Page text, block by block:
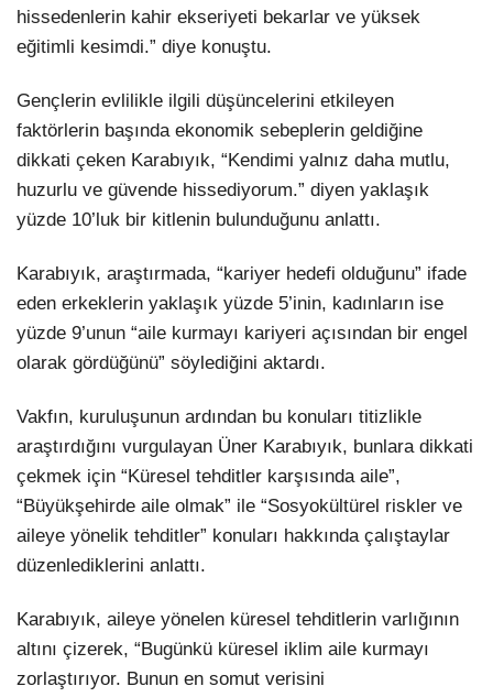
hissedenlerin kahir ekseriyeti bekarlar ve yüksek
eğitimli kesimdi.” diye konuştu.
Gençlerin evlilikle ilgili düşüncelerini etkileyen
faktörlerin başında ekonomik sebeplerin geldiğine
dikkati çeken Karabıyık, “Kendimi yalnız daha mutlu,
huzurlu ve güvende hissediyorum.” diyen yaklaşık
yüzde 10’luk bir kitlenin bulunduğunu anlattı.
Karabıyık, araştırmada, “kariyer hedefi olduğunu” ifade
eden erkeklerin yaklaşık yüzde 5’inin, kadınların ise
yüzde 9’unun “aile kurmayı kariyeri açısından bir engel
olarak gördüğünü” söylediğini aktardı.
Vakfın, kuruluşunun ardından bu konuları titizlikle
araştırdığını vurgulayan Üner Karabıyık, bunlara dikkati
çekmek için “Küresel tehditler karşısında aile”,
“Büyükşehirde aile olmak” ile “Sosyokültürel riskler ve
aileye yönelik tehditler” konuları hakkında çalıştaylar
düzenlediklerini anlattı.
Karabıyık, aileye yönelen küresel tehditlerin varlığının
altını çizerek, “Bugünkü küresel iklim aile kurmayı
zorlaştırıyor. Bunun en somut verisini